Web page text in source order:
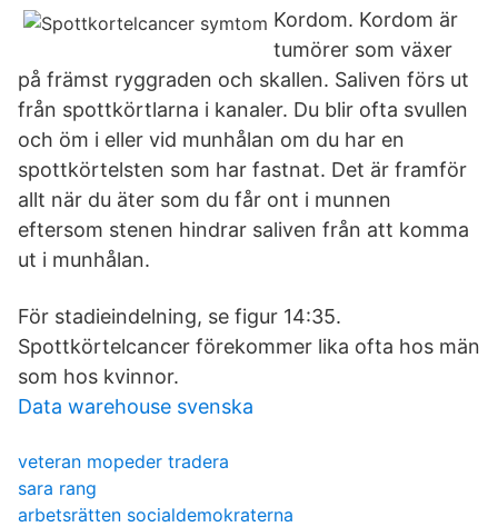
Kordom. Kordom är
tumörer som växer
på främst ryggraden och skallen. Saliven förs ut
från spottkörtlarna i kanaler. Du blir ofta svullen
och öm i eller vid munhålan om du har en
spottkörtelsten som har fastnat. Det är framför
allt när du äter som du får ont i munnen
eftersom stenen hindrar saliven från att komma
ut i munhålan.
För stadieindelning, se figur 14:35.
Spottkörtelcancer förekommer lika ofta hos män
som hos kvinnor.
Data warehouse svenska
veteran mopeder tradera
sara rang
arbetsrätten socialdemokraterna